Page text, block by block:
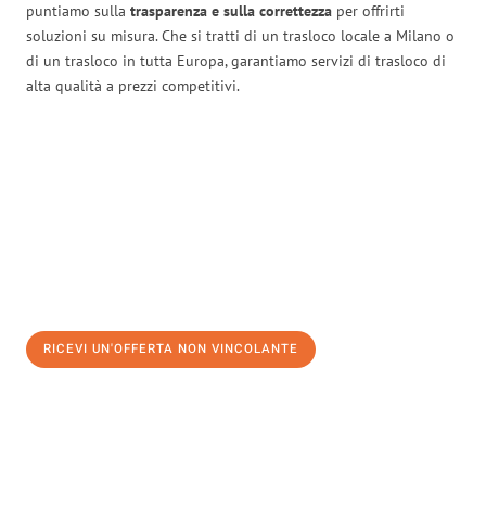
puntiamo sulla trasparenza e sulla correttezza per offrirti
soluzioni su misura. Che si tratti di un trasloco locale a Milano o
di un trasloco in tutta Europa, garantiamo servizi di trasloco di
alta qualità a prezzi competitivi.
RICEVI UN'OFFERTA NON VINCOLANTE